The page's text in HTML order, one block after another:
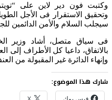
وكتبت فون دير لاين على
وتحقيق الاستقرار فى الأجل
سيجلب السلام والأمن الدائمين
فى سياق متصل، أشاد وزير
بالاتفاق، داعيا كل الأطراف
وإنهاء الدائرة غير المقبولة من
شارك هذا الموضوع: